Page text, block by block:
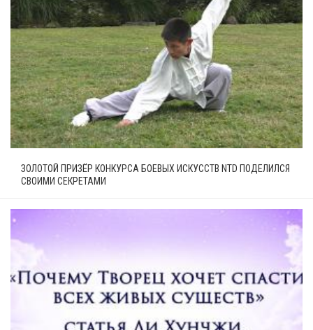
ЗОЛОТОЙ ПРИЗЁР КОНКУРСА БОЕВЫХ ИСКУССТВ NTD ПОДЕЛИЛСЯ
СВОИМИ СЕКРЕТАМИ